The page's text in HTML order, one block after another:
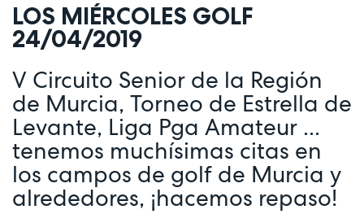
LOS MIÉRCOLES GOLF
24/04/2019
V Circuito Senior de la Región
de Murcia, Torneo de Estrella de
Levante, Liga Pga Amateur ...
tenemos muchísimas citas en
los campos de golf de Murcia y
alrededores, ¡hacemos repaso!